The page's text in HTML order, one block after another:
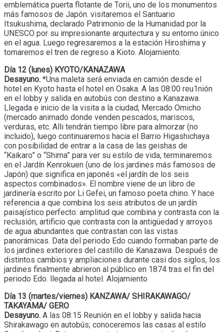
emblemática puerta flotante de Torii, uno de los monumentos
más famosos de Japón. visitaremos el Santuario
Itsukushima, declarado Patrimonio de la Humanidad por la
UNESCO por su impresionante arquitectura y su entorno único
en el agua. Luego regresaremos a la estación Hiroshima y
tomaremos el tren de regreso a Kioto. Alojamiento.
Día 12 (lunes) KYOTO/KANAZAWA
Desayuno. *Una maleta será enviada en camión desde el
hotel en Kyoto hasta el hotel en Osaka. A las 08:00 reu1nión
en el lobby y salida en autobús con destino a Kanazawa.
Llegada e inicio de la visita a la ciudad; Mercado Omicho
(mercado animado donde venden pescados, mariscos,
verduras, etc. Alli tendrán tiempo libre para almorzar (no
incluido), luego continuaremos hacia el Barrio Higashichaya
con posibilidad de entrar a la casa de las geishas de
“Kaikaro” o “Shima” para ver su estilo de vida, terminaremos
en el Jardín Kenrokuen (uno de los jardines más famosos de
Japón) que significa en japonés «el jardín de los seis
aspectos combinados». El nombre viene de un libro de
jardinería escrito por Li Gefei, un famoso poeta chino. Y hace
referencia a que combina los seis atributos de un jardín
paisajístico perfecto: amplitud que combina y contrasta con la
reclusión, artificio que contrasta con la antigüedad y arroyos
de agua abundantes que contrastan con las vistas
panorámicas. Data del periodo Edo cuando formaban parte de
los jardines exteriores del castillo de Kanazawa. Después de
distintos cambios y ampliaciones durante casi dos siglos, los
jardines finalmente abrieron al público en 1874 tras el fin del
periodo Edo. llegada al hotel. Alojamiento
Día 13 (martes/viernes) KANZAWA/ SHIRAKAWAGO/
TAKAYAMA/ GERO
Desayuno. A las 08:15 Reunión en el lobby y salida hacia
Shirakawago en autobús; conoceremos las casas al estilo